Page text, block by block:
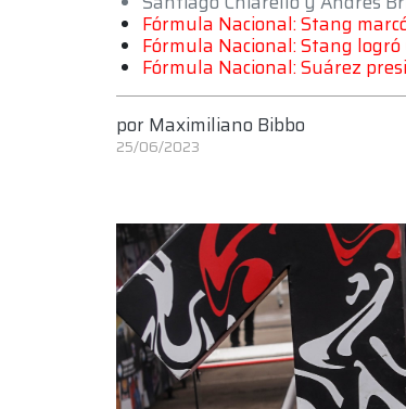
Fórmula Nacional: Stang
Fórmula Nacional: Stang
Fórmula Nacional: Suárez
por Maximiliano Bibbo
25/06/2023